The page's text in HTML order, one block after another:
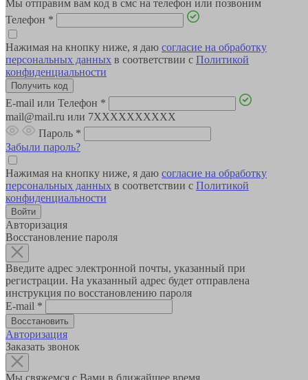
Мы отправим вам код в смс на телефон или позвоним
Телефон *
Нажимая на кнопку ниже, я даю согласие на обработку
персональных данных в соответствии с Политикой
конфиденциальности
E-mail или Телефон *
mail@mail.ru или 7XXXXXXXXXX
Пароль *
Забыли пароль?
Нажимая на кнопку ниже, я даю согласие на обработку
персональных данных в соответствии с Политикой
конфиденциальности
Авторизация
Восстановление пароля
Введите адрес электронной почты, указанный при
регистрации. На указанный адрес будет отправлена
инструкция по восстановлению пароля
E-mail *
Авторизация
Заказать звонок